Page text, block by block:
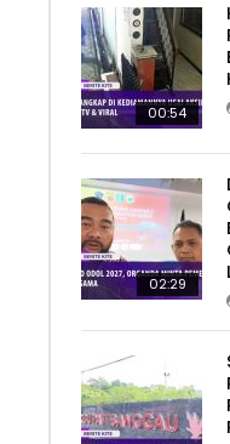
00:54
02:29